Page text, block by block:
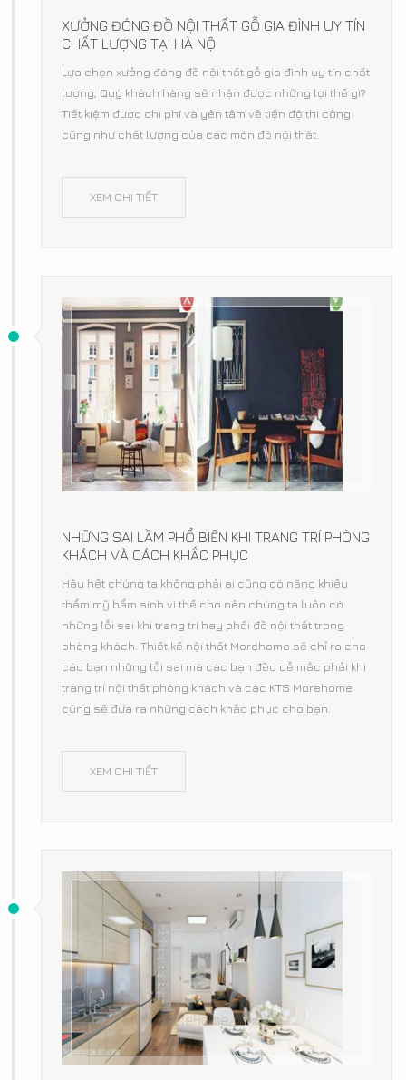
XƯỞNG ĐÓNG ĐỒ NỘI THẤT GỖ GIA ĐÌNH UY TÍN
CHẤT LƯỢNG TẠI HÀ NỘI
Lựa chọn xưởng đóng đồ nội thất gỗ gia đình uy tín chất
lượng, Quý khách hàng sẽ nhận được những lợi thế gì?
Tiết kiệm được chi phí và yên tâm về tiến độ thi công
cũng như chất lượng của các món đồ nội thất.
XEM CHI TIẾT
NHỮNG SAI LẦM PHỔ BIẾN KHI TRANG TRÍ PHÒNG
KHÁCH VÀ CÁCH KHẮC PHỤC
Hầu hết chúng ta không phải ai cũng có năng khiếu
thẩm mỹ bẩm sinh vì thế cho nên chúng ta luôn có
những lỗi sai khi trang trí hay phối đồ nội thất trong
phòng khách. Thiết kế nội thất Morehome sẽ chỉ ra cho
các bạn những lỗi sai mà các bạn đều dễ mắc phải khi
trang trí nội thất phòng khách và các KTS Morehome
cũng sẽ đưa ra những cách khắc phục cho bạn.
XEM CHI TIẾT